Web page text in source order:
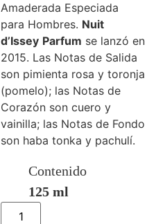
Amaderada Especiada
para Hombres. Nuit
d’Issey Parfum se lanzó en
2015. Las Notas de Salida
son pimienta rosa y toronja
(pomelo); las Notas de
Corazón son cuero y
vainilla; las Notas de Fondo
son haba tonka y pachulí.
Contenido
125 ml